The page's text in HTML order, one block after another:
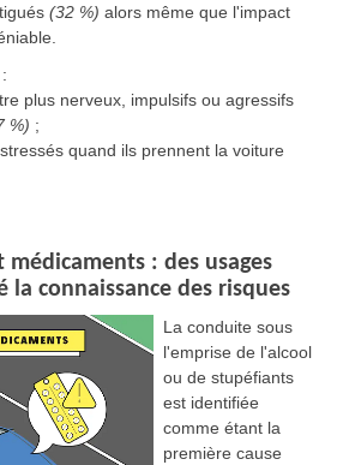
(32 %) alors même que l'impact
plus nerveux, impulsifs ou agressifs
%) ;
quand ils prennent la voiture
: des usages
la connaissance des risques
La conduite sous
l'emprise de l'alcool
ou de stupéfiants
est identifiée
comme étant la
première cause